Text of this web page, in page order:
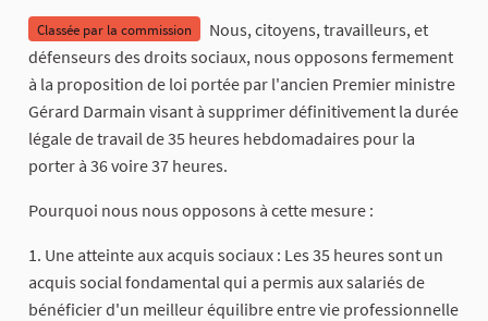
Classée par la commission
Nous, citoyens, travailleurs, et
défenseurs des droits sociaux, nous opposons fermement
à la proposition de loi portée par l'ancien Premier ministre
Gérard Darmain visant à supprimer définitivement la durée
légale de travail de 35 heures hebdomadaires pour la
porter à 36 voire 37 heures.
Pourquoi nous nous opposons à cette mesure :
1. Une atteinte aux acquis sociaux : Les 35 heures sont un
acquis social fondamental qui a permis aux salariés de
bénéficier d'un meilleur équilibre entre vie professionnelle